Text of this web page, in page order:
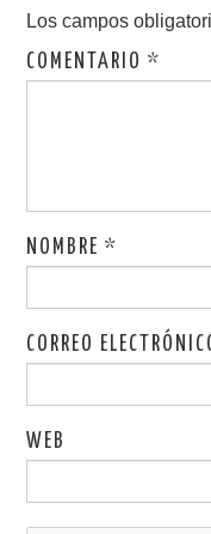
Los campos
COMENTARIO*
NOMBRE*
CORREO
WEB